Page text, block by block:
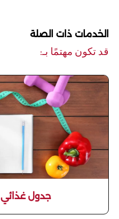
الخدمات ذات الصلة
قد تكون مهتمًا بـ:
جدول غذائي